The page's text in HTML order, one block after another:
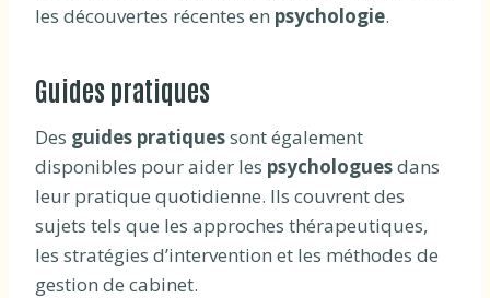
les découvertes récentes en psychologie.
Guides pratiques
Des guides pratiquessont également
disponibles pour aider les psychologuesdans
leur pratique quotidienne. Ils couvrent des
sujets tels que les approches thérapeutiques,
les stratégies d’intervention et les méthodes de
gestion de cabinet.